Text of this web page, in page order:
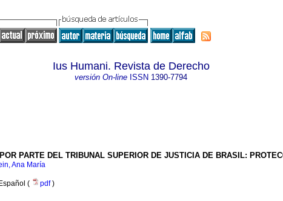
Ius Humani. Revista de Derecho
versión On-line ISSN 1390-7794
PARTE DEL TRIBUNAL SUPERIOR DE JUSTICIA DE BRASIL:
Ana María
Español ( pdf)